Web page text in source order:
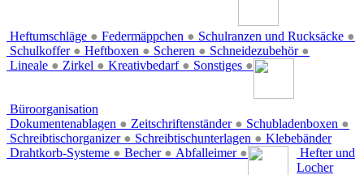
Heftumschläge ● Federmäppchen ● Schulranzen und Rucksäcke ●
Schulkoffer ● Heftboxen ● Scheren ● Schneidezubehör ●
Lineale ● Zirkel ● Kreativbedarf ● Sonstiges ●
Büroorganisation
Dokumentenablagen ● Zeitschriftenständer ● Schubladenboxen ●
Schreibtischorganizer ● Schreibtischunterlagen ●
Drahtkorb-Systeme ● Becher ● Abfalleimer ●
Klebebänder
Hefter und
Locher